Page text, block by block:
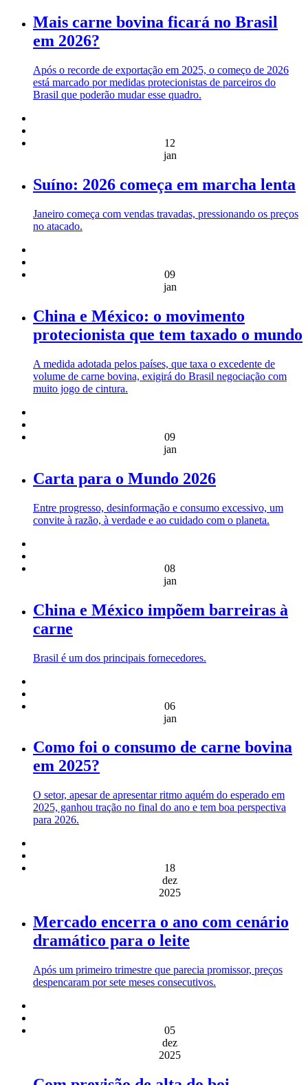
Mais carne bovina ficará no Brasil
em 2026?
Após o recorde de exportação em 2025, o começo de 2026
está marcado por medidas protecionistas de parceiros do
Brasil que poderão mudar esse quadro.
12
jan
Suíno: 2026 começa em marcha lenta
Janeiro começa com vendas travadas, pressionando os preços
no atacado.
09
jan
China e México: o movimento
protecionista que tem taxado o mundo
A medida adotada pelos países, que taxa o excedente de
volume de carne bovina, exigirá do Brasil negociação com
muito jogo de cintura.
09
jan
Carta para o Mundo 2026
Entre progresso, desinformação e consumo excessivo, um
convite à razão, à verdade e ao cuidado com o planeta.
08
jan
China e México impõem barreiras à
carne
Brasil é um dos principais fornecedores.
06
jan
Como foi o consumo de carne bovina
em 2025?
O setor, apesar de apresentar ritmo aquém do esperado em
2025, ganhou tração no final do ano e tem boa perspectiva
para 2026.
18
dez
2025
Mercado encerra o ano com cenário
dramático para o leite
Após um primeiro trimestre que parecia promissor, preços
despencaram por sete meses consecutivos.
05
dez
2025